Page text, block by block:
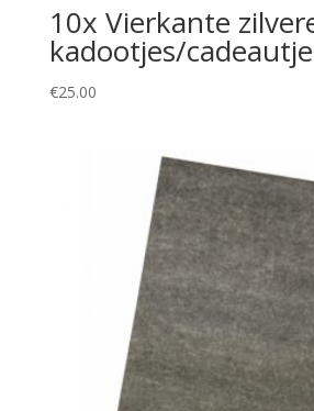
10x Vierkante
kadootjes/
€25.00